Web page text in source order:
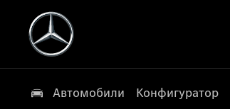
Автомобили Конфигуратор